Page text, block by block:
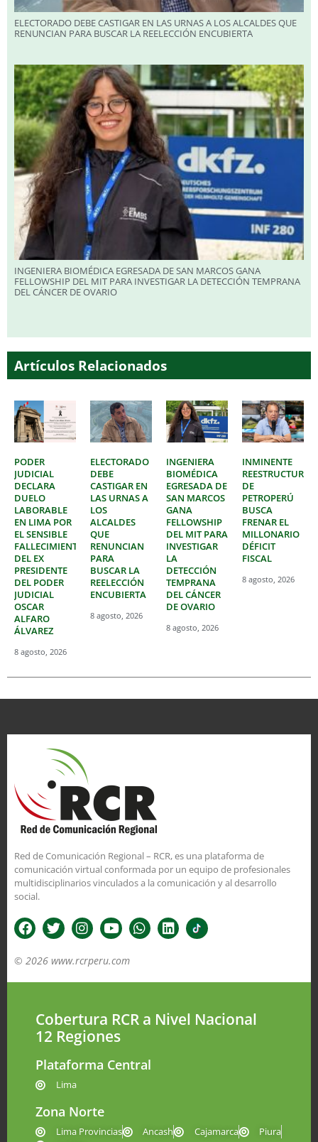
ELECTORADO DEBE CASTIGAR EN LAS URNAS A LOS ALCALDES QUE
RENUNCIAN PARA BUSCAR LA REELECCIÓN ENCUBIERTA
INGENIERA BIOMÉDICA EGRESADA DE SAN MARCOS GANA
FELLOWSHIP DEL MIT PARA INVESTIGAR LA DETECCIÓN TEMPRANA
DEL CÁNCER DE OVARIO
Artículos Relacionados
PODER
JUDICIAL
DECLARA
DUELO
LABORABLE
EN LIMA POR
EL SENSIBLE
FALLECIMIENTO
DEL EX
PRESIDENTE
DEL PODER
JUDICIAL
OSCAR
ALFARO
ÁLVAREZ
8 agosto, 2026
ELECTORADO
DEBE
CASTIGAR EN
LAS URNAS A
LOS
ALCALDES
QUE
RENUNCIAN
PARA
BUSCAR LA
REELECCIÓN
ENCUBIERTA
8 agosto, 2026
INGENIERA
BIOMÉDICA
EGRESADA DE
SAN MARCOS
GANA
FELLOWSHIP
DEL MIT PARA
INVESTIGAR
LA
DETECCIÓN
TEMPRANA
DEL CÁNCER
DE OVARIO
8 agosto, 2026
INMINENTE
DE
PETROPERÚ
BUSCA
FRENAR EL
MILLONARIO
DÉFICIT
FISCAL
8 agosto, 2026
Red de Comunicación Regional – RCR, es una plataforma de
comunicación virtual conformada por un equipo de profesionales
multidisciplinarios vinculados a la comunicación y al desarrollo
social.
© 2026 www.rcrperu.com
Cobertura RCR a Nivel Nacional
12 Regiones
Plataforma Central
Lima
Zona Norte
Lima Provincias Ancash Cajamarca
Piura